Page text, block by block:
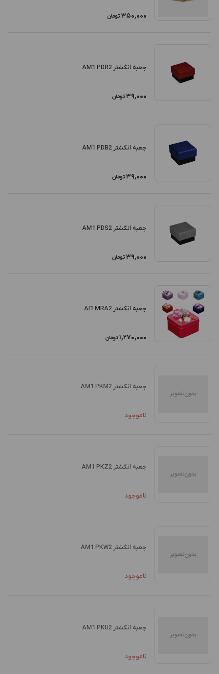
350,000 تومان
جعبه انگشتر AM1 PDR2
39,000 تومان
جعبه انگشتر AM1 PDB2
39,000 تومان
جعبه انگشتر AM1 PDS2
39,000 تومان
جعبه انگشتر AI1 MRA2
1,270,000 تومان
جعبه انگشتر AM1 PKM2
ناموجود
جعبه انگشتر AM1 PKZ2
ناموجود
جعبه انگشتر AM1 PKW2
ناموجود
جعبه انگشتر AM1 PKU2
ناموجود